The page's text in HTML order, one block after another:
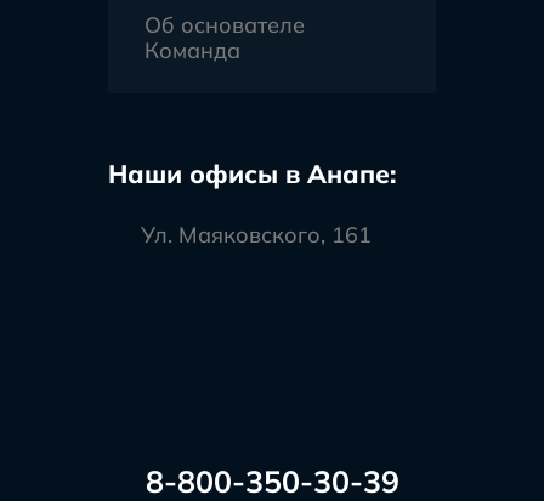
Об основателе
Команда
Наши офисы в Анапе:
Ул. Маяковского, 161
8-800-350-30-39